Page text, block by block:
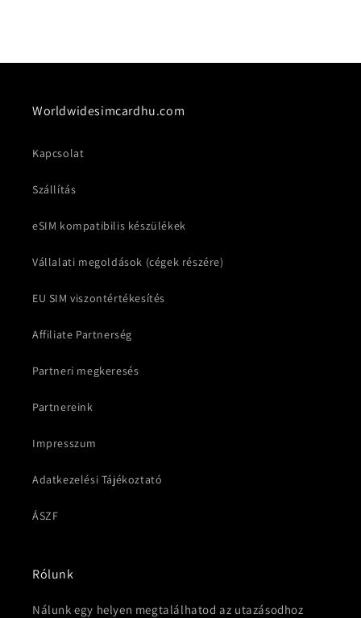
Worldwidesimcardhu.com
Kapcsolat
Szállítás
eSIM kompatibilis készülékek
Vállalati megoldások (cégek részére)
EU SIM viszontértékesítés
Affiliate Partnerség
Partneri megkeresés
Partnereink
Impresszum
Adatkezelési Tájékoztató
ÁSZF
Rólunk
Nálunk egy helyen megtalálhatod az utazásodhoz